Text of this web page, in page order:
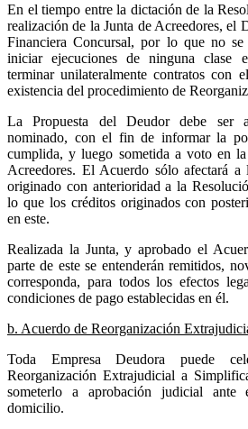
En el tiempo entre la dictación de la
realización de la Junta de Acreedores, el
Financiera Concursal, por lo que no se
iniciar ejecuciones de ninguna clase
terminar unilateralmente contratos con
existencia del procedimiento de
La Propuesta del Deudor debe ser
nominado, con el fin de informar la
cumplida, y luego sometida a voto en
Acreedores. El Acuerdo sólo afectará a
originado con anterioridad a la
lo que los créditos originados con
en este.
Realizada la Junta, y aprobado el
parte de este se entenderán remitidos,
corresponda, para todos los efectos
condiciones de pago establecidas en él.
b. Acuerdo de Reorganización
Toda Empresa Deudora puede
Reorganización Extrajudicial a
someterlo a aprobación judicial
domicilio.